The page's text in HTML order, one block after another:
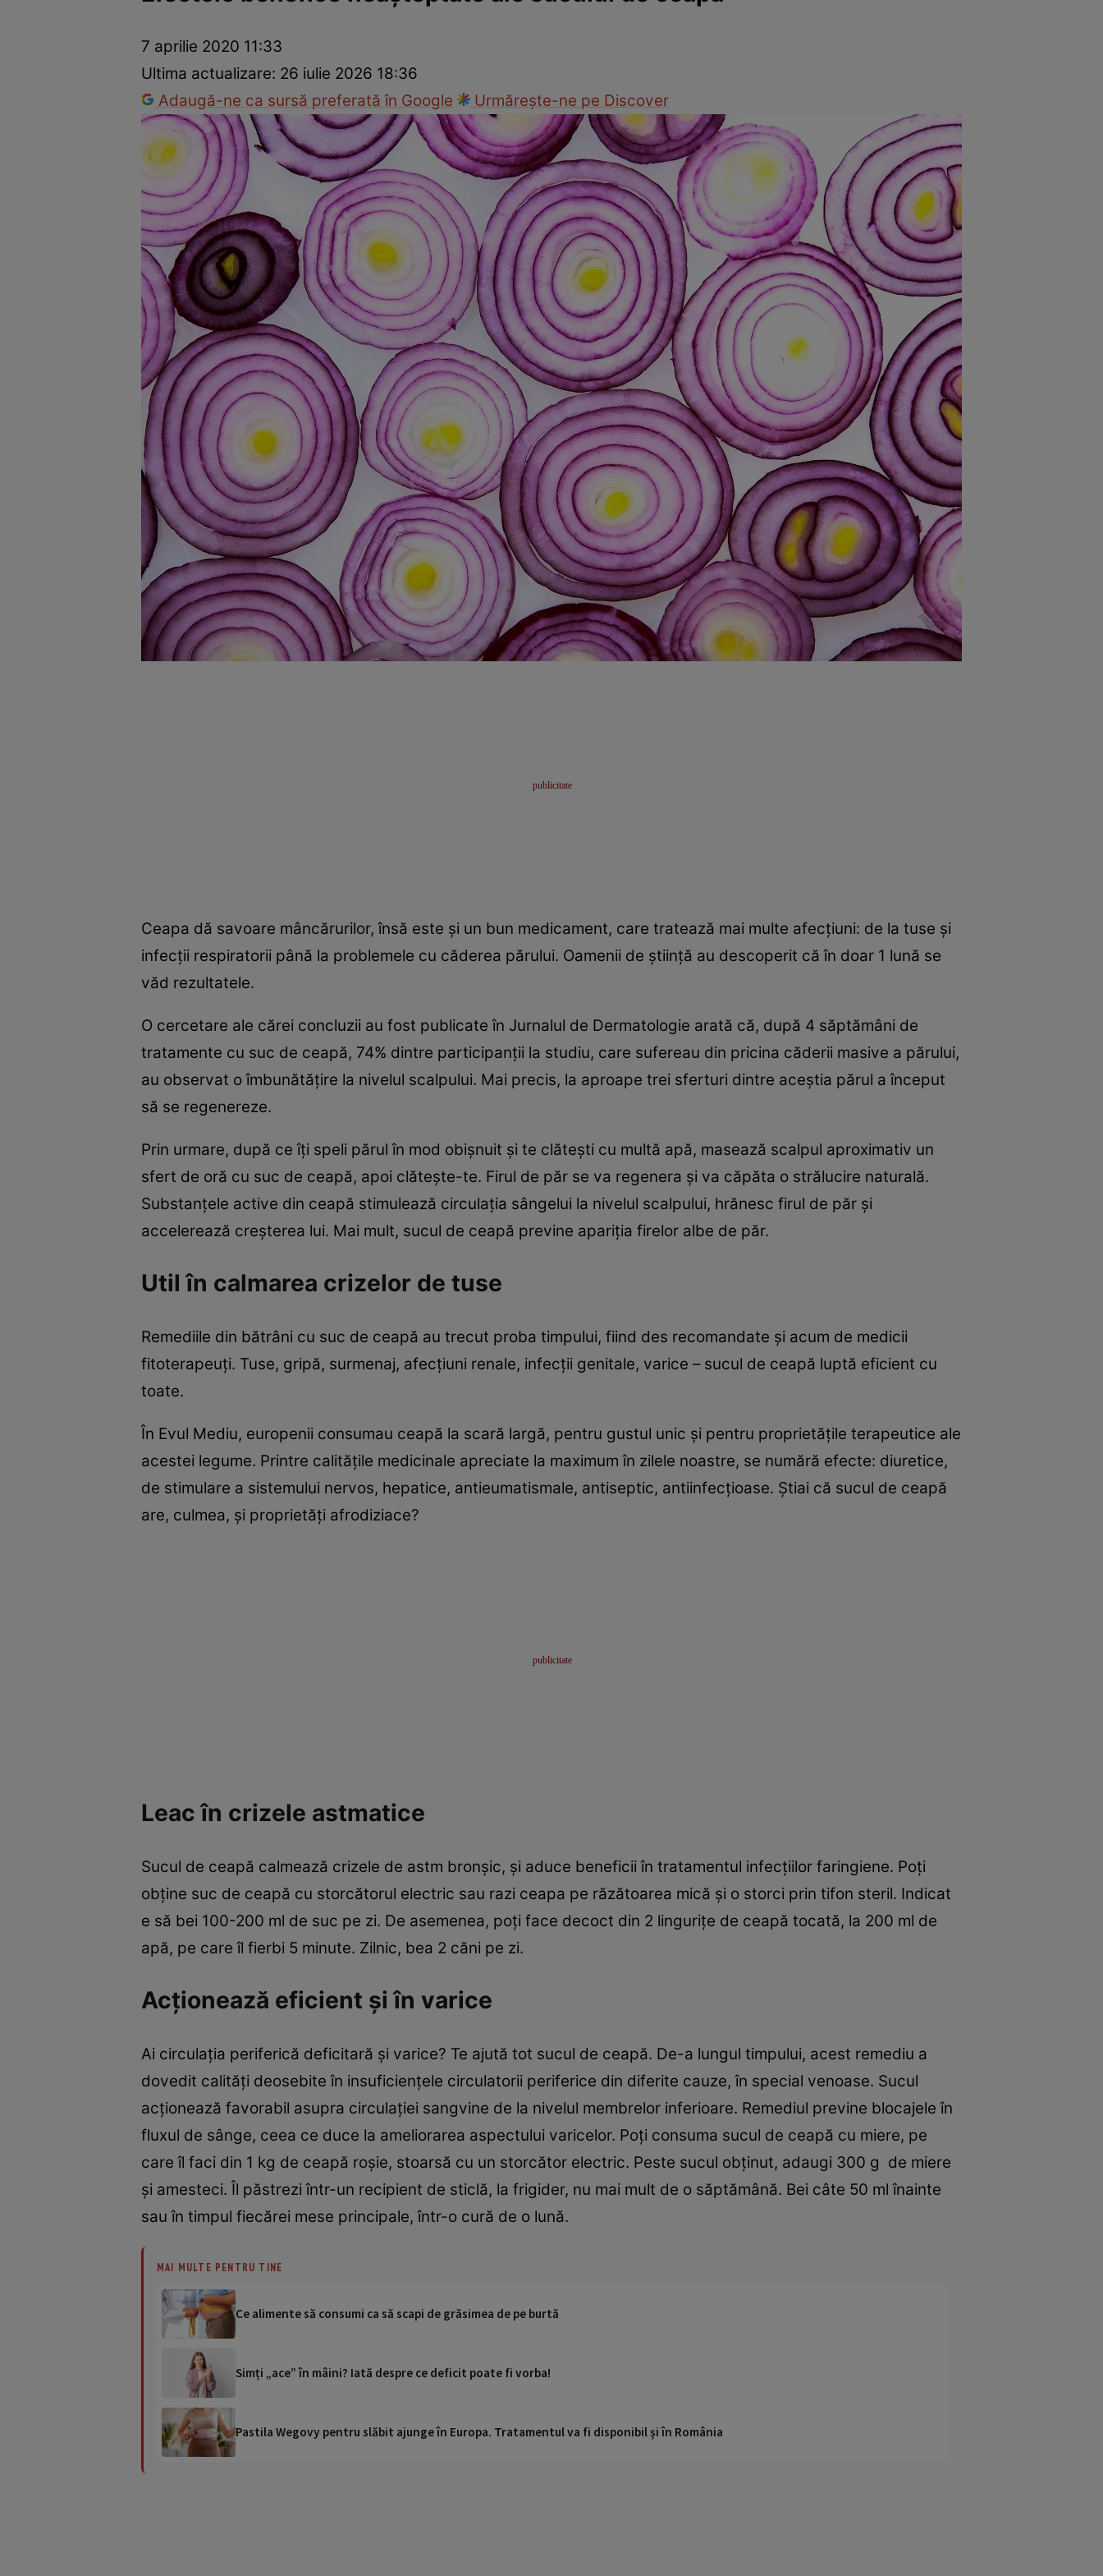
Prevenție și tratament Remedii naturisteMedicii răspund
7 aprilie 2020 11:33
Ultima actualizare: 26 iulie 2026 18:36
Adaugă-ne ca sursă preferată în Google
Urmărește-ne pe Discover
Ceapa dă savoare mâncărurilor, însă este şi un bun medicament, care tratează mai multe afecţiuni: de la tuse şi
infecţii respiratorii până la problemele cu căderea părului. Oamenii de ştiinţă au descoperit că în doar 1 lună se
văd rezultatele.
O cercetare ale cărei concluzii au fost publicate în Jurnalul de Dermatologie arată că, după 4 săptămâni de
tratamente cu suc de ceapă, 74% dintre participanţii la studiu, care sufereau din pricina căderii masive a părului,
au observat o îmbunătăţire la nivelul scalpului. Mai precis, la aproape trei sferturi dintre aceştia părul a început
să se regenereze.
Prin urmare, după ce îţi speli părul în mod obişnuit şi te clăteşti cu multă apă, masează scalpul aproximativ un
sfert de oră cu suc de ceapă, apoi clăteşte-te. Firul de păr se va regenera şi va căpăta o strălucire naturală.
Substanţele active din ceapă stimulează circulaţia sângelui la nivelul scalpului, hrănesc firul de păr şi
accelerează creşterea lui. Mai mult, sucul de ceapă previne apariţia firelor albe de păr.
Util în calmarea crizelor de tuse
Remediile din bătrâni cu suc de ceapă au trecut proba timpului, fiind des recomandate şi acum de medicii
fitoterapeuţi. Tuse, gripă, surmenaj, afecţiuni renale, infecţii genitale, varice – sucul de ceapă luptă eficient cu
toate.
În Evul Mediu, europenii consumau ceapă la scară largă, pentru gustul unic şi pentru proprietăţile terapeutice ale
acestei legume. Printre calităţile medicinale apreciate la maximum în zilele noastre, se numără efecte: diuretice,
de stimulare a sistemului nervos, hepatice, antieumatismale, antiseptic, antiinfecţioase. Ştiai că sucul de ceapă
are, culmea, şi proprietăţi afrodiziace?
Leac în crizele astmatice
Sucul de ceapă calmează crizele de astm bronşic, şi aduce beneficii în tratamentul infecţiilor faringiene. Poţi
obţine suc de ceapă cu storcătorul electric sau razi ceapa pe răzătoarea mică şi o storci prin tifon steril. Indicat
e să bei 100-200 ml de suc pe zi. De asemenea, poţi face decoct din 2 linguriţe de ceapă tocată, la 200 ml de
apă, pe care îl fierbi 5 minute. Zilnic, bea 2 căni pe zi.
Acţionează eficient şi în varice
Ai circulaţia periferică deficitară şi varice? Te ajută tot sucul de ceapă. De-a lungul timpului, acest remediu a
dovedit calităţi deosebite în insuficienţele circulatorii periferice din diferite cauze, în special venoase. Sucul
acţionează favorabil asupra circulaţiei sangvine de la nivelul membrelor inferioare. Remediul previne blocajele în
fluxul de sânge, ceea ce duce la ameliorarea aspectului varicelor. Poţi consuma sucul de ceapă cu miere, pe
care îl faci din 1 kg de ceapă roşie, stoarsă cu un storcător electric. Peste sucul obţinut, adaugi 300 g de miere
şi amesteci. Îl păstrezi într-un recipient de sticlă, la frigider, nu mai mult de o săptămână. Bei câte 50 ml înainte
sau în timpul fiecărei mese principale, într-o cură de o lună.
MAI MULTE PENTRU TINE
Ce alimente să consumi ca să scapi de grăsimea de pe burtă
Simți „ace” în mâini? Iată despre ce deficit poate fi vorba!
Pastila Wegovy pentru slăbit ajunge în Europa. Tratamentul va fi disponibil și în România